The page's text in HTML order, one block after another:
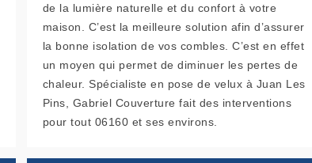
de la lumière naturelle et du confort à votre
maison. C’est la meilleure solution afin d’assurer
la bonne isolation de vos combles. C’est en effet
un moyen qui permet de diminuer les pertes de
chaleur. Spécialiste en pose de velux à Juan Les
Pins, Gabriel Couverture fait des interventions
pour tout 06160 et ses environs.